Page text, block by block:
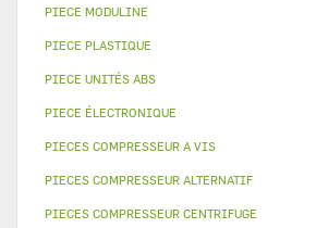
PIECE MODULINE
PIECE PLASTIQUE
PIECE UNITÉS ABS
PIECE ÉLECTRONIQUE
PIECES COMPRESSEUR A VIS
PIECES COMPRESSEUR ALTERNATIF
PIECES COMPRESSEUR CENTRIFUGE